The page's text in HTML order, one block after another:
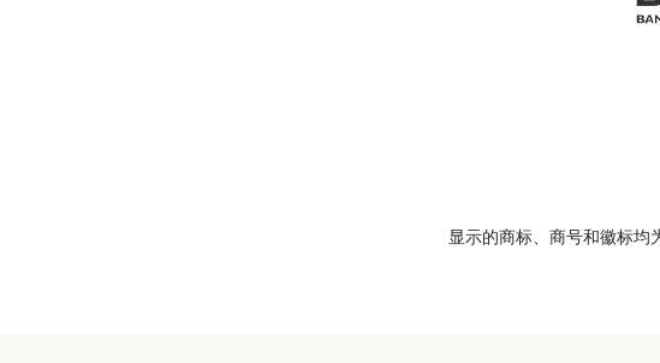
显示的商标、商号和徽标均